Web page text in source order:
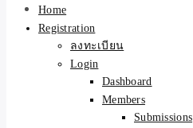
Home
Registration
ลงทะเบียน
Login
Dashboard
Members
Submissions